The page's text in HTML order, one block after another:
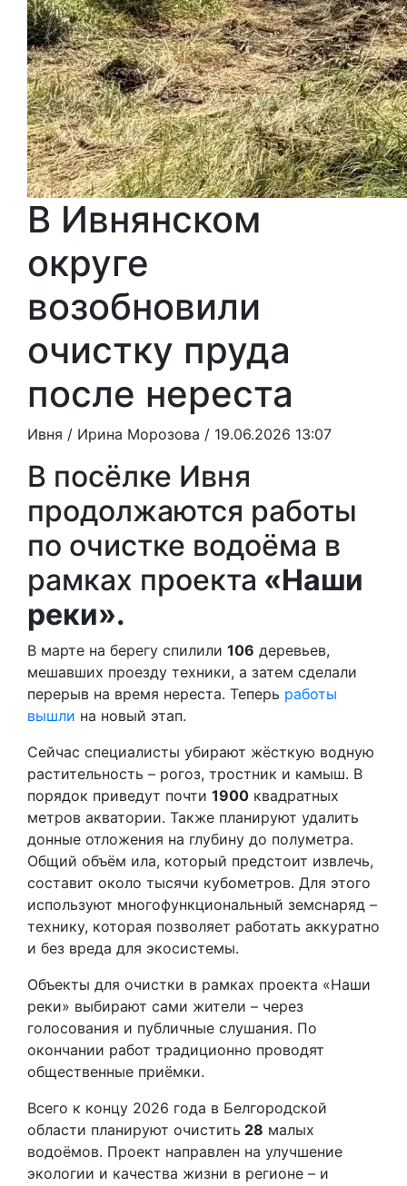
В Ивнянском
округе
возобновили
очистку пруда
после нереста
Ивня / Ирина Морозова / 19.06.2026 13:07
В посёлке Ивня
продолжаются работы
по очистке водоёма в
рамках проекта «Наши
реки».
В марте на берегу спилили 106 деревьев,
мешавших проезду техники, а затем сделали
перерыв на время нереста. Теперь работы
вышли на новый этап.
Сейчас специалисты убирают жёсткую водную
растительность – рогоз, тростник и камыш. В
порядок приведут почти 1900 квадратных
метров акватории. Также планируют удалить
донные отложения на глубину до полуметра.
Общий объём ила, который предстоит извлечь,
составит около тысячи кубометров. Для этого
используют многофункциональный земснаряд –
технику, которая позволяет работать аккуратно
и без вреда для экосистемы.
Объекты для очистки в рамках проекта «Наши
реки» выбирают сами жители – через
голосования и публичные слушания. По
окончании работ традиционно проводят
общественные приёмки.
Всего к концу 2026 года в Белгородской
области планируют очистить 28 малых
водоёмов. Проект направлен на улучшение
экологии и качества жизни в регионе – и